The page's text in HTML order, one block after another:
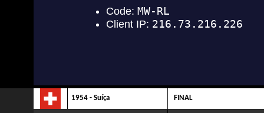
1954 - Suíça FINAL